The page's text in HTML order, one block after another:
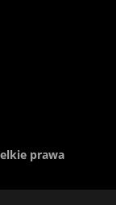
prawa